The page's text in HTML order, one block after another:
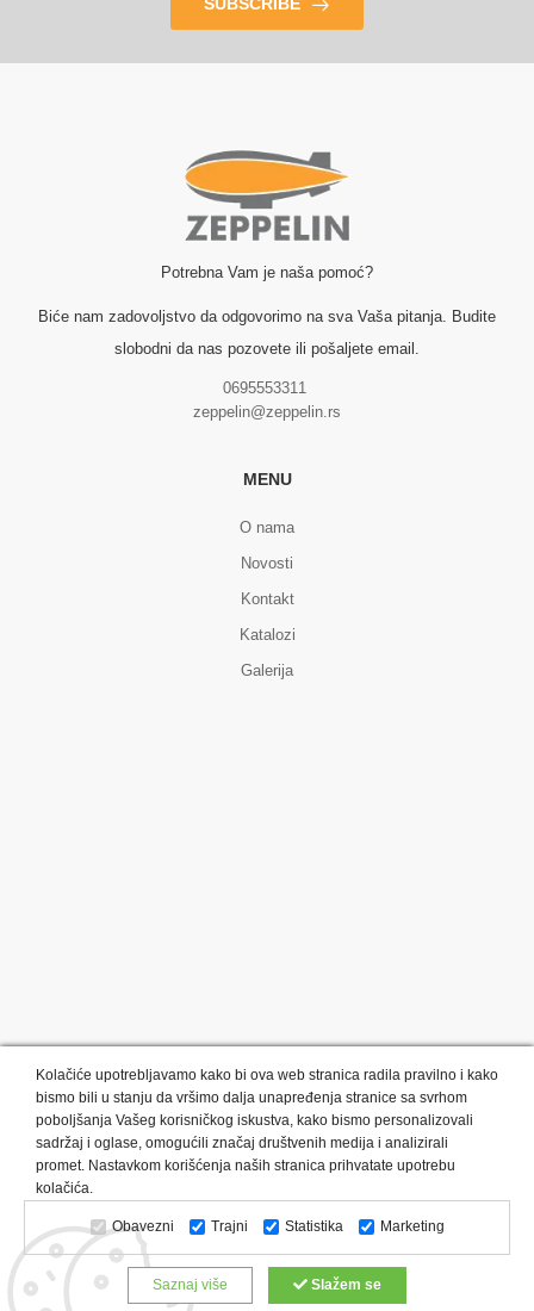
SUBSCRIBE
Potrebna Vam je naša pomoć?
Biće nam zadovoljstvo da odgovorimo na sva Vaša pitanja. Budite
slobodni da nas pozovete ili pošaljete email.
0695553311
zeppelin@zeppelin.rs
MENU
O nama
Novosti
Kontakt
Katalozi
Galerija
Kategorije proizvoda: Olovke i markeri
Privesci i trakice
Upaljači
USB Tehnologija Tekstil
Kačketi i kape
Notesi i rokovnici
Kancelarija Satovi
Kišobrani
Torbe i putovanja
Kuhinjski setovi
Alati i oprema
Relaksacija, lepota i zdravlje
Kalendari
Custom proizvodi
Kolačiće upotrebljavamo kako bi ova web stranica radila pravilno i kako
bismo bili u stanju da vršimo dalja unapređenja stranice sa svrhom
poboljšanja Vašeg korisničkog iskustva, kako bismo personalizovali
sadržaj i oglase, omogućili značaj društvenih medija i analizirali
promet. Nastavkom korišćenja naših stranica prihvatate upotrebu
kolačića.
Obavezni Trajni Statistika Marketing
Saznaj više Slažem se